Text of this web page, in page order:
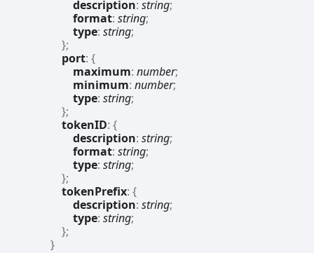
description: string;
format: string;
type: string;
};
port: {
maximum: number;
minimum: number;
type: string;
};
tokenID: {
description: string;
format: string;
type: string;
};
tokenPrefix: {
description: string;
type: string;
};
}